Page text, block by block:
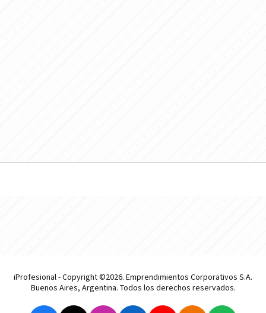
iProfesional - Copyright ©2026. Emprendimientos Corporativos S.A.
Buenos Aires, Argentina. Todos los derechos reservados.